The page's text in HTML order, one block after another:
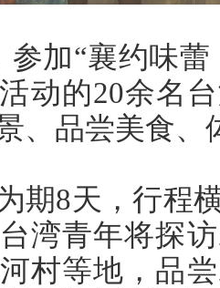
参加“襄约味蕾
动的20余名
、品尝美食、
期8天，行程
湾青年将探
村等地，品